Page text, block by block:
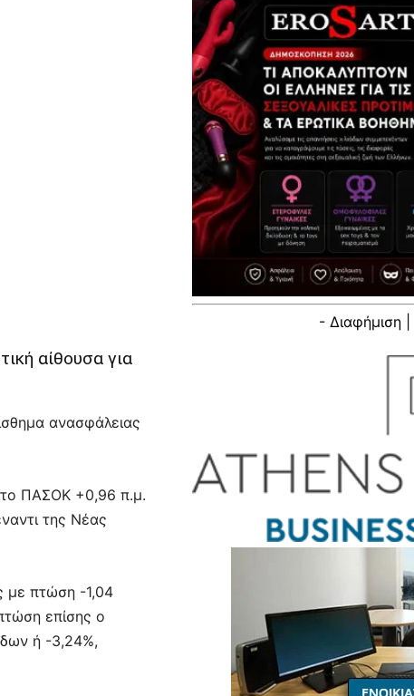
αίθουσα για
ανασφάλειας
το ΠΑΣΟΚ +0,96 π.μ.
της Νέας
με πτώση -1,04
επίσης ο
ή -3,24%,
- Διαφήμιση